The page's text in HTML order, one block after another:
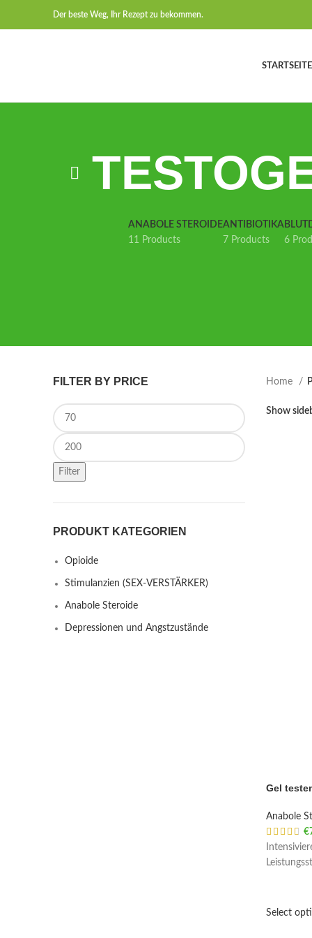
Der beste Weg, Ihr Rezept zu bekommen.
STARTSEITE
ANABOLE STEROIDE
11 Products
ANTIBIOTIKA
7 Products
6
FILTER BY PRICE
Min price
Max price
Filter
PRODUKT KATEGORIEN
Opioide
Stimulanzien (SEX-VERSTÄRKER)
Anabole Steroide
Depressionen und Angstzustände
Home
Show
Gel
Anabole
€
Select